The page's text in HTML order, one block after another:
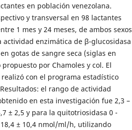
en población venezolana.
y transversal en 98 lactantes
1 mes y 24 meses, de ambos sexos
actividad enzimática de β-glucosidasa
gotas de sangre seca (siglas en
por Chamoles y col. El
con el programa estadístico
el rango de actividad
en esta investigación fue 2,3 –
± 2,5 y para la quitotriosidasa 0 -
± 10,4 nmol/ml/h, utilizando